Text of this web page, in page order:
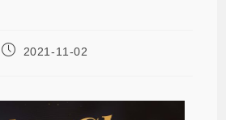
2021-11-02